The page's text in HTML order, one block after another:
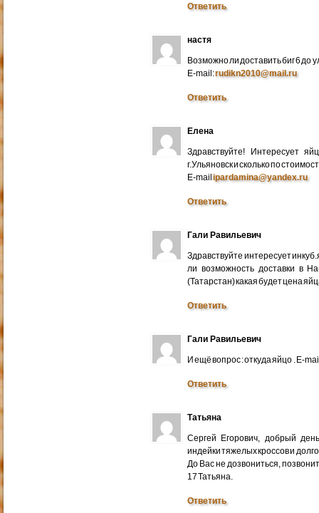
Ответить
настя
Возможно ли доставить биг 6 до
E-mail:rudikn2010@mail.ru
Ответить
Елена
Здравствуйте! Интересует
г.Ульяновск и сколько по
E-mailipardamina@yandex.ru
Ответить
Гали Равильевич
Здравствуйте интересует
ли возможность доставки в
(Татарстан) какая будет цена
Ответить
Гали Равильевич
И ещё вопрос : откуда яйцо . E-
Ответить
Татьяна
Сергей Егорович, добрый
индейки тяжелых кроссов и
До Вас не дозвониться,
17 Татьяна.
Ответить